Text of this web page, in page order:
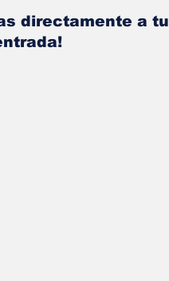
directamente a tu